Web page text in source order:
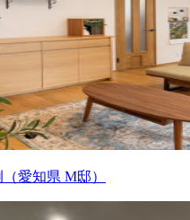
愛知県 M邸）